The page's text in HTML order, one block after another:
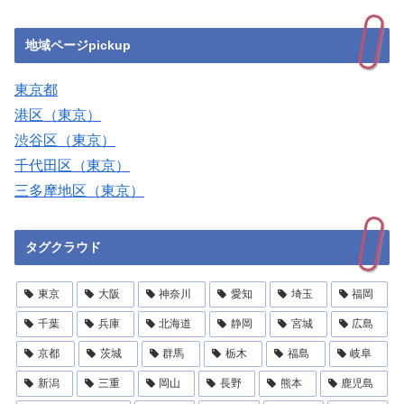
地域ページpickup
東京都
港区（東京）
渋谷区（東京）
千代田区（東京）
三多摩地区（東京）
タグクラウド
東京 大阪 神奈川 愛知 埼玉 福岡
千葉 兵庫 北海道 静岡 宮城 広島
京都 茨城 群馬 栃木 福島 岐阜
新潟 三重 岡山 長野 熊本 鹿児島